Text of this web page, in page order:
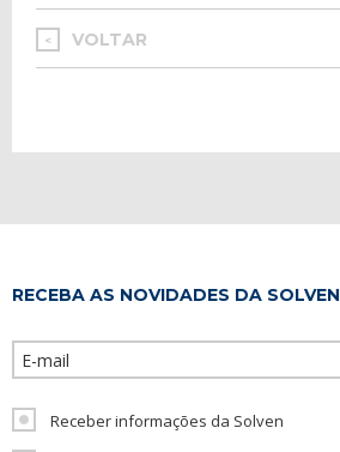
< VOLTAR
RECEBA AS NOVIDADES DA SOLVEN
Receber informações da Solven